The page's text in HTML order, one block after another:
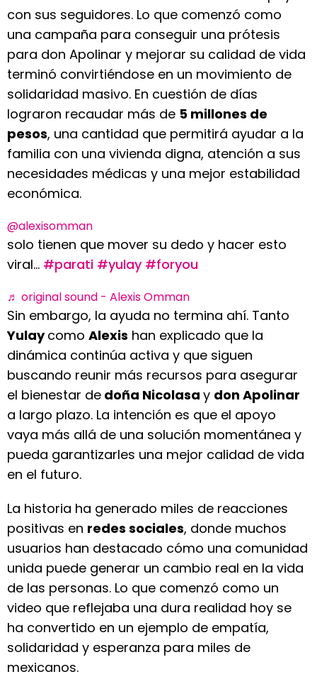
con sus seguidores. Lo que comenzó como
una campaña para conseguir una prótesis
para don Apolinar y mejorar su calidad de vida
terminó convirtiéndose en un movimiento de
solidaridad masivo. En cuestión de días
lograron recaudar más de 5 millones de
pesos, una cantidad que permitirá ayudar a la
familia con una vivienda digna, atención a sus
necesidades médicas y una mejor estabilidad
económica.
@alexisomman
solo tienen que mover su dedo y hacer esto
viral… #parati #yulay #foryou
♬ original sound - Alexis Omman
Sin embargo, la ayuda no termina ahí. Tanto
Yulaycomo Alexis han explicado que la
dinámica continúa activa y que siguen
buscando reunir más recursos para asegurar
el bienestar de doña Nicolasa y don Apolinar
a largo plazo. La intención es que el apoyo
vaya más allá de una solución momentánea y
pueda garantizarles una mejor calidad de vida
en el futuro.
La historia ha generado miles de reacciones
positivas en redes sociales, donde muchos
usuarios han destacado cómo una comunidad
unida puede generar un cambio real en la vida
de las personas. Lo que comenzó como un
video que reflejaba una dura realidad hoy se
ha convertido en un ejemplo de empatía,
solidaridad y esperanza para miles de
mexicanos.